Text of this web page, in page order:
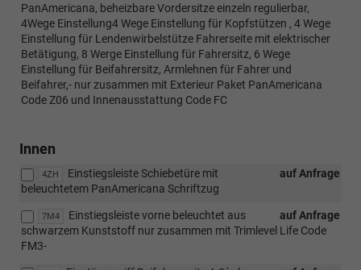
PanAmericana, beheizbare Vordersitze einzeln regulierbar,
4Wege Einstellung4 Wege Einstellung für Kopfstützen , 4 Wege
Einstellung für Lendenwirbelstütze Fahrerseite mit elektrischer
Betätigung, 8 Werge Einstellung für Fahrersitz, 6 Wege
Einstellung für Beifahrersitz, Armlehnen für Fahrer und
Beifahrer,- nur zusammen mit Exterieur Paket PanAmericana
Code Z06 und Innenausstattung Code FC
Innen
4ZH auf Anfrage
Einstiegsleiste Schiebetüre mit
beleuchtetem PanAmericana Schriftzug
7M4 auf Anfrage
Einstiegsleiste vorne beleuchtet aus
schwarzem Kunststoff nur zusammen mit Trimlevel Life Code
FM3-